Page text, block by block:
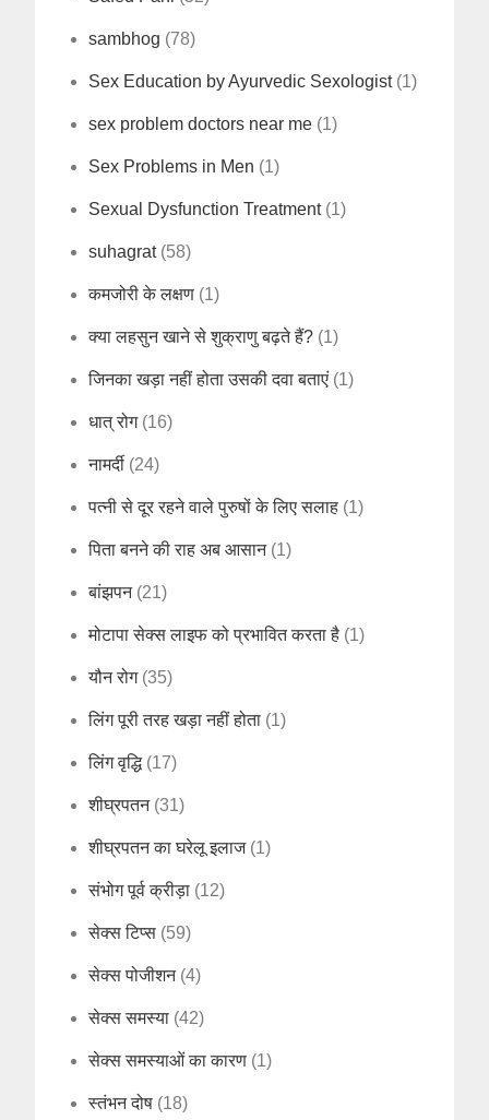
sambhog (78)
Sex Education by Ayurvedic Sexologist(1)
sex problem doctors near me (1)
Sex Problems in Men (1)
Sexual Dysfunction Treatment(1)
suhagrat(58)
कमजोरी के लक्षण (1)
क्या लहसुन खाने से शुक्राणु बढ़ते हैं? (1)
जिनका खड़ा नहीं होता उसकी दवा बताएं (1)
धात् रोग(16)
नामर्दी (24)
पत्नी से दूर रहने वाले पुरुषों के लिए सलाह (1)
पिता बनने की राह अब आसान(1)
बांझपन(21)
मोटापा सेक्स लाइफ को प्रभावित करता है (1)
यौन रोग(35)
लिंग पूरी तरह खड़ा नहीं होता (1)
लिंग वृद्धि(17)
शीघ्रपतन(31)
शीघ्रपतन का घरेलू इलाज(1)
संभोग पूर्व क्रीड़ा (12)
सेक्स टिप्स (59)
सेक्स पोजीशन(4)
सेक्स समस्या (42)
सेक्स समस्याओं का कारण (1)
स्तंभन दोष (18)